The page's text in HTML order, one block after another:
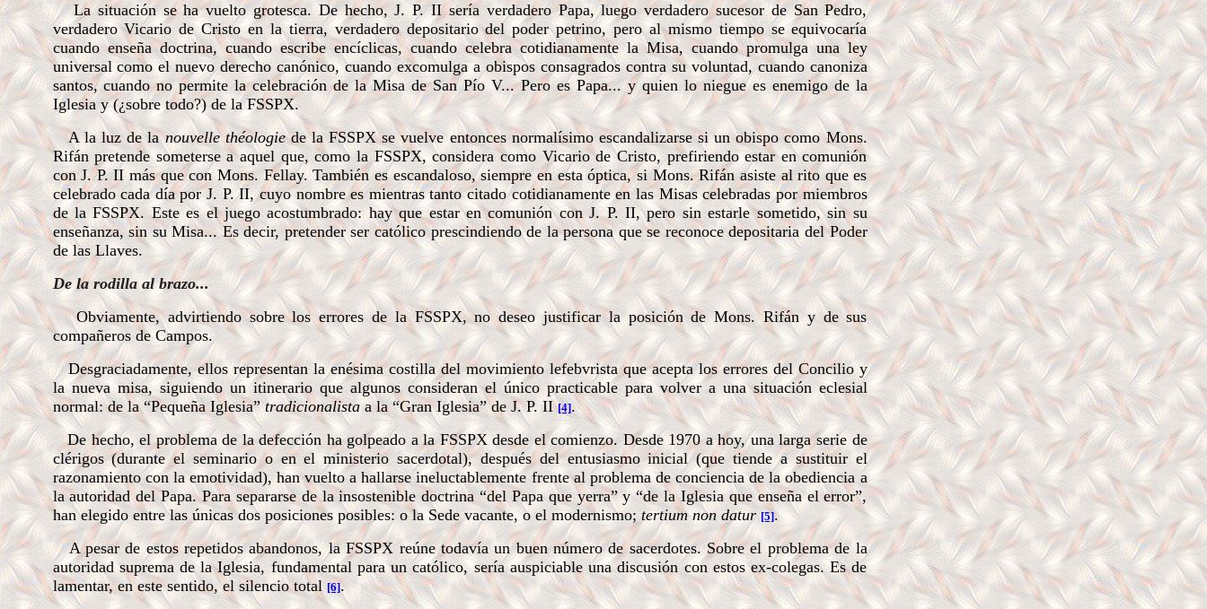
La situación se ha vuelto grotesca. De hecho, J. P. II sería verdadero Papa, luego verdadero sucesor de San Pedro,
verdadero Vicario de Cristo en la tierra, verdadero depositario del poder petrino, pero al mismo tiempo se equivocaría
cuando enseña doctrina, cuando escribe encíclicas, cuando celebra cotidianamente la Misa, cuando promulga una ley
universal como el nuevo derecho canónico, cuando excomulga a obispos consagrados contra su voluntad, cuando canoniza
santos, cuando no permite la celebración de la Misa de San Pío V... Pero es Papa... y quien lo niegue es enemigo de la
Iglesia y (¿sobre todo?) de la FSSPX.
A la luz de lanouvelle théologiede la FSSPX se vuelve entonces normalísimo escandalizarse si un obispo como Mons.
Rifán pretende someterse a aquel que, como la FSSPX, considera como Vicario de Cristo, prefiriendo estar en comunión
con J. P. II más que con Mons. Fellay. También es escandaloso, siempre en esta óptica, si Mons. Rifán asiste al rito que es
celebrado cada día por J. P. II, cuyo nombre es mientras tanto citado cotidianamente en las Misas celebradas por miembros
de la FSSPX. Este es el juego acostumbrado: hay que estar en comunión con J. P. II, pero sin estarle sometido, sin su
enseñanza, sin su Misa... Es decir, pretender ser católico prescindiendo de la persona que se reconoce depositaria del Poder
de las Llaves.
De la rodilla al brazo...
Obviamente, advirtiendo sobre los errores de la FSSPX, no deseo justificar la posición de Mons. Rifán y de sus
compañeros de Campos.
Desgraciadamente, ellos representan la enésima costilla del movimiento lefebvrista que acepta los errores del Concilio y
la nueva misa, siguiendo un itinerario que algunos consideran el único practicable para volver a una situación eclesial
normal: de la “Pequeña Iglesia”tradicionalistaa la “Gran Iglesia” de J. P. II [4].
De hecho, el problema de la defección ha golpeado a la FSSPX desde el comienzo. Desde 1970 a hoy, una larga serie de
clérigos (durante el seminario o en el ministerio sacerdotal), después del entusiasmo inicial (que tiende a sustituir el
razonamiento con la emotividad), han vuelto a hallarse ineluctablemente frente al problema de conciencia de la obediencia a
la autoridad del Papa. Para separarse de la insostenible doctrina “del Papa que yerra” y “de la Iglesia que enseña el error”,
han elegido entre las únicas dos posiciones posibles: o la Sede vacante, o el modernismo; tertium non datur [5].
A pesar de estos repetidos abandonos, la FSSPX reúne todavía un buen número de sacerdotes. Sobre el problema de la
autoridad suprema de la Iglesia, fundamental para un católico, sería auspiciable una discusión con estos ex-colegas. Es de
lamentar, en este sentido, el silencio total [6].